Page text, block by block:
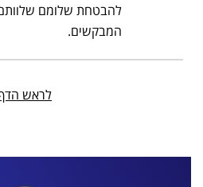
להבטחת שלומם שלוותם
המבקשים.
לראש הדף